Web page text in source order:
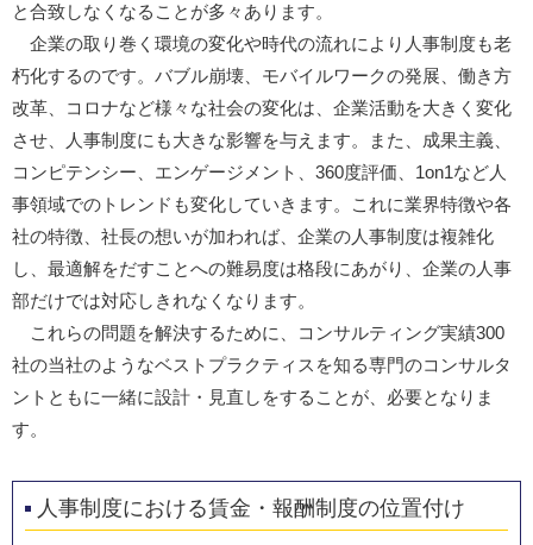
と合致しなくなることが多々あります。
企業の取り巻く環境の変化や時代の流れにより人事制度も老
朽化するのです。バブル崩壊、モバイルワークの発展、働き方
改革、コロナなど様々な社会の変化は、企業活動を大きく変化
させ、人事制度にも大きな影響を与えます。また、成果主義、
コンピテンシー、エンゲージメント、360度評価、1on1など人
事領域でのトレンドも変化していきます。これに業界特徴や各
社の特徴、社長の想いが加われば、企業の人事制度は複雑化
し、最適解をだすことへの難易度は格段にあがり、企業の人事
部だけでは対応しきれなくなります。
これらの問題を解決するために、コンサルティング実績300
社の当社のようなベストプラクティスを知る専門のコンサルタ
ントともに一緒に設計・見直しをすることが、必要となりま
す。
人事制度における賃金・報酬制度の位置付け